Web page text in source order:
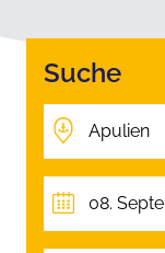
Suche